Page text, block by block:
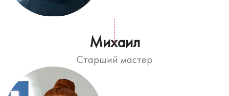
Михаил
Старший мастер